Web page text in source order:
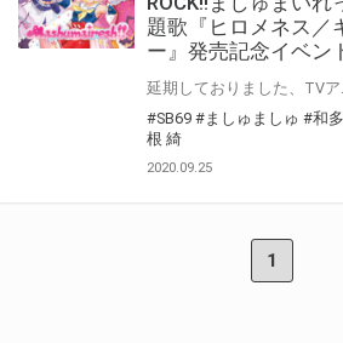
題歌『ヒロメネス／
ー』発売記念イベン
#SB69 #ましゅましゅ #和
根 綺
2020.09.25
1